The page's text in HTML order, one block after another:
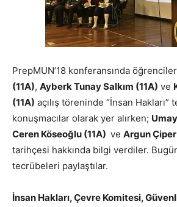
PrepMUN’18 konferansında
(11A), Ayberk Tunay Salkım (11A) ve
(11A) açılış töreninde “İnsan Hakları”
konuşmacılar olarak yer alırken;
Ceren Köseoğlu (11A) ve Argun
tarihçesi hakkında bilgi verdiler.
tecrübeleri paylaştılar.
İnsan Hakları, Çevre Komitesi,